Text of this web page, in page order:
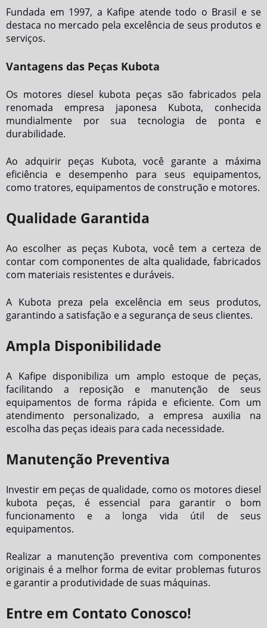
Fundada em 1997, a Kafipe atende todo o Brasil e se
destaca no mercado pela excelência de seus produtos e
serviços.
Vantagens das Peças Kubota
Os motores diesel kubota peças são fabricados pela
renomada empresa japonesa Kubota, conhecida
mundialmente por sua tecnologia de ponta e
durabilidade.
Ao adquirir peças Kubota, você garante a máxima
eficiência e desempenho para seus equipamentos,
como tratores, equipamentos de construção e motores.
Qualidade Garantida
Ao escolher as peças Kubota, você tem a certeza de
contar com componentes de alta qualidade, fabricados
com materiais resistentes e duráveis.
A Kubota preza pela excelência em seus produtos,
garantindo a satisfação e a segurança de seus clientes.
Ampla Disponibilidade
A Kafipe disponibiliza um amplo estoque de peças,
facilitando a reposição e manutenção de seus
equipamentos de forma rápida e eficiente. Com um
atendimento personalizado, a empresa auxilia na
escolha das peças ideais para cada necessidade.
Manutenção Preventiva
Investir em peças de qualidade, como os motores diesel
kubota peças, é essencial para garantir o bom
funcionamento e a longa vida útil de seus
equipamentos.
Realizar a manutenção preventiva com componentes
originais é a melhor forma de evitar problemas futuros
e garantir a produtividade de suas máquinas.
Entre em Contato Conosco!